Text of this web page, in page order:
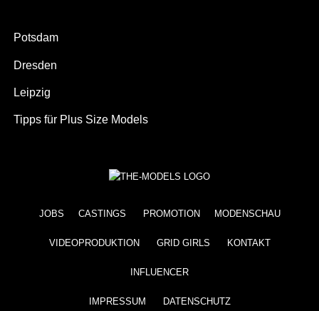
Potsdam
Dresden
Leipzig
Tipps für Plus Size Models
JOBS CASTINGS PROMOTION MODENSCHAU
VIDEOPRODUKTION GRID GIRLS KONTAKT
INFLUENCER
IMPRESSUM DATENSCHUTZ